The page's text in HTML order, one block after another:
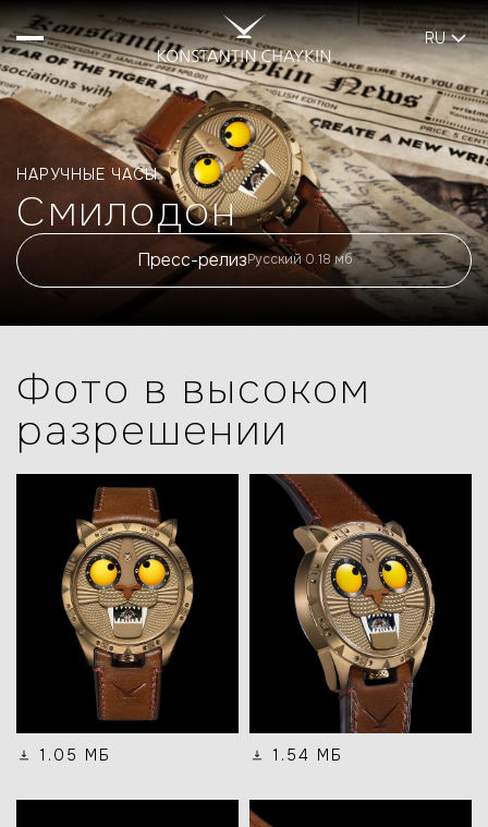
RU
НАРУЧНЫЕ ЧАСЫ
Cмилодон
Пресс-релизРусский 0.18 мб
Фото в высоком
разрешении
1.05 МБ 1.54 МБ